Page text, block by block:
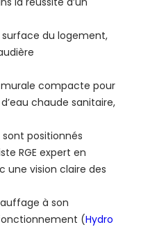
surface du logement,
murale compacte pour
chaude sanitaire,
sont positionnés
RGE expert en
une vision claire des
à son
(Hydro